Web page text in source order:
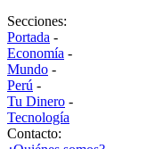
Secciones:
Portada -
Economía -
Mundo -
Perú -
Tu Dinero -
Tecnología
Contacto: